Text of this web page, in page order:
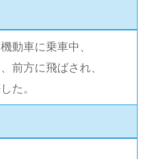
動車に乗車中、
前方に飛ばされ、
た。